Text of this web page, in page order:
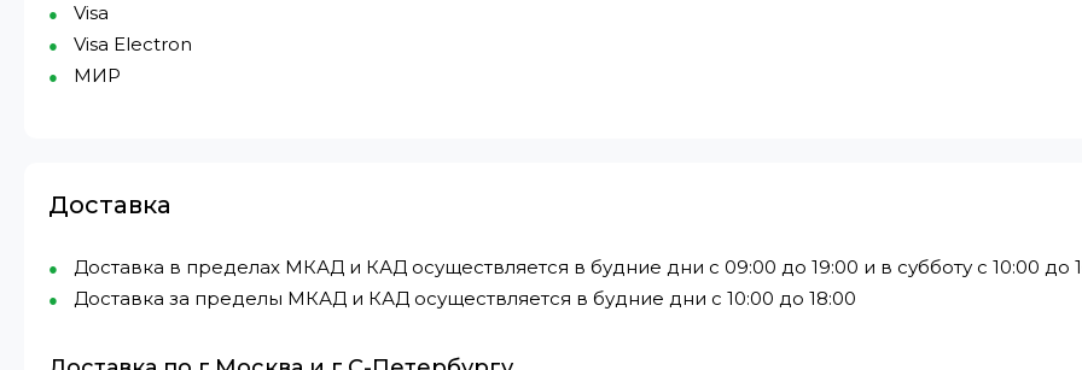
Visa
Visa Electron
МИР⁠
Доставка
Доставка в пределах МКАД и КАД осуществляется в будние дни с 09:00 до 19:00 и в субботу с 10:00 до
Доставка за пределы МКАД и КАД осуществляется в будние дни с 10:00 до 18:00